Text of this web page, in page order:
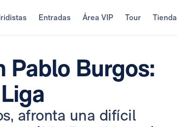
Entradas Área VIP Tour Tienda
Pablo Burgos:
afronta una difícil